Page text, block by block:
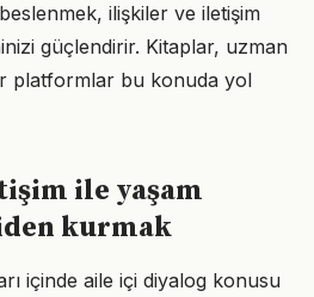
ilişkiler ve iletişim
güçlendirir. Kitaplar, uzman
platformlar bu konuda yol
ile yaşam
kurmak
içinde aile içi diyalog konusu